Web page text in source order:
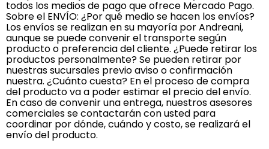
todos los medios de pago que ofrece Mercado Pago.
Sobre el ENVÍO: ¿Por qué medio se hacen los envíos?
Los envíos se realizan en su mayoría por Andreani,
aunque se puede convenir el transporte según
producto o preferencia del cliente. ¿Puede retirar los
productos personalmente? Se pueden retirar por
nuestras sucursales previo aviso o confirmación
nuestra. ¿Cuánto cuesta? En el proceso de compra
del producto va a poder estimar el precio del envío.
En caso de convenir una entrega, nuestros asesores
comerciales se contactarán con usted para
coordinar por dónde, cuándo y costo, se realizará el
envío del producto.